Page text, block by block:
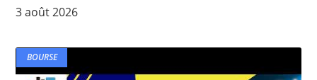
3 août 2026
BOURSE